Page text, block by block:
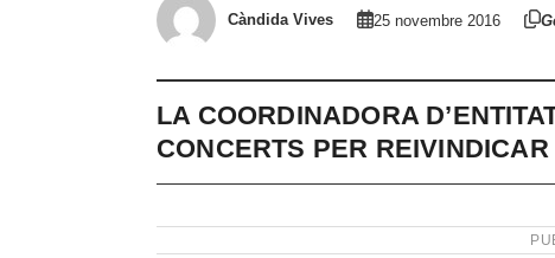
Càndida Vives 25 novembre 2016
LA COORDINADORA
CONCERTS PER